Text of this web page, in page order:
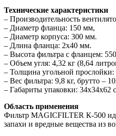
Технические характеристики
– Производительность
– Диаметр фланца: 150 мм,
– Диаметр корпуса: 300 мм.
– Длина фланца: 2х40 мм.
– Высота фильтра с фланцем:
– Объем угля: 4,32 кг (8,64
– Толщина угольной
– Вес фильтра: 9,8 кг, брутто –
– Габариты упаковки: 34x34x62
Область применения
Фильтр MAGICFILTER К-500
запахи и вредные вещества из